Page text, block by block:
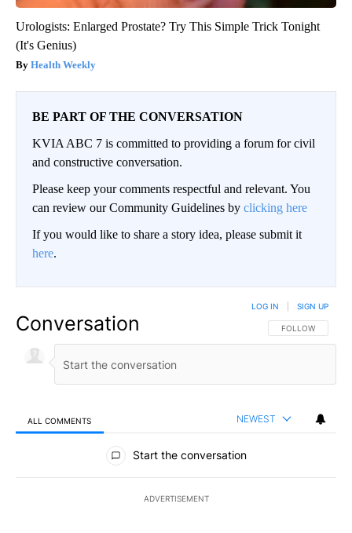
Urologists: Enlarged Prostate? Try This Simple Trick Tonight
(It's Genius)
Health Weekly
BE PART OF THE CONVERSATION
KVIA ABC 7 is committed to providing a forum for civil
and constructive conversation.
Please keep your comments respectful and relevant. You
can review our Community Guidelines by clicking here
If you would like to share a story idea, please submit it
here.
Conversation FOLLOW THIS
FOLLOW
LOG IN SIGN UP
ALL COMMENTS NEWEST
All Comments
Start the conversation
ADVERTISEMENT